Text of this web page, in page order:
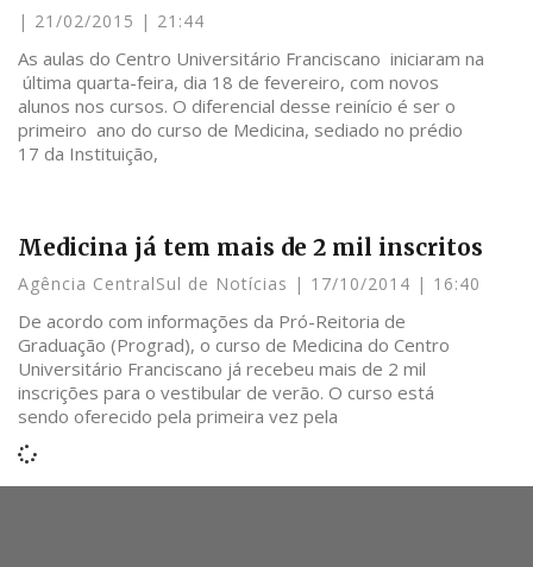
21/02/2015 21:44
As aulas do Centro Universitário Franciscano iniciaram na
última quarta-feira, dia 18 de fevereiro, com novos
alunos nos cursos. O diferencial desse reinício é ser o
primeiro ano do curso de Medicina, sediado no prédio
17 da Instituição,
Medicina já tem mais de 2 mil inscritos
Agência CentralSul de Notícias 17/10/2014 16:40
De acordo com informações da Pró-Reitoria de
Graduação (Prograd), o curso de Medicina do Centro
Universitário Franciscano já recebeu mais de 2 mil
inscrições para o vestibular de verão. O curso está
sendo oferecido pela primeira vez pela